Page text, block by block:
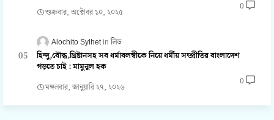
শুক্রবার, অক্টোবর ১০, ২০২৫
0
Alochito Sylhet লিড
হিন্দু,বৌদ্ধ,খ্রিষ্টানসহ সব ধর্মাবলম্বীকে নিয়ে ধর্মীয় সম্প্রীতির বাংলাদেশ
গড়তে চাই : মামুনুল হক
মঙ্গলবার, জানুয়ারি ২৭, ২০২৬
0